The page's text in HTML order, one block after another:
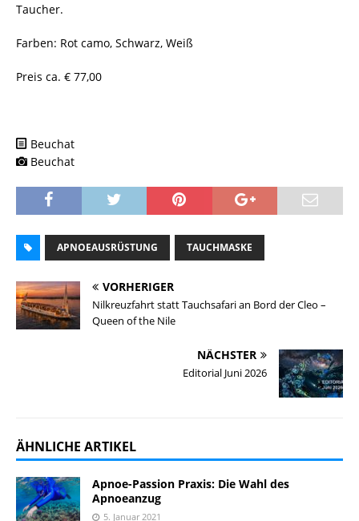
Taucher.
Farben: Rot camo, Schwarz, Weiß
Preis ca. € 77,00
Beuchat
Beuchat
APNOEAUSRÜSTUNG TAUCHMASKE
VORHERIGER
Nilkreuzfahrt statt Tauchsafari an Bord der Cleo –
Queen of the Nile
NÄCHSTER
Editorial Juni 2026
ÄHNLICHE ARTIKEL
Apnoe-Passion Praxis: Die Wahl des
Apnoeanzug
5. Januar 2021